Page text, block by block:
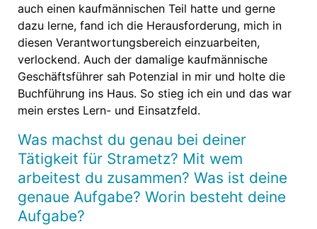
auch einen kaufmännischen Teil hatte und gerne
dazu lerne, fand ich die Herausforderung, mich in
diesen Verantwortungsbereich einzuarbeiten,
verlockend. Auch der damalige kaufmännische
Geschäftsführer sah Potenzial in mir und holte die
Buchführung ins Haus. So stieg ich ein und das war
mein erstes Lern- und Einsatzfeld.
Was machst du genau bei deiner
Tätigkeit für Strametz? Mit wem
arbeitest du zusammen? Was ist deine
genaue Aufgabe? Worin besteht deine
Aufgabe?